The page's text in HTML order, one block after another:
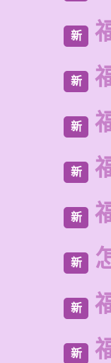
新
新
新
新
新
新
新
新